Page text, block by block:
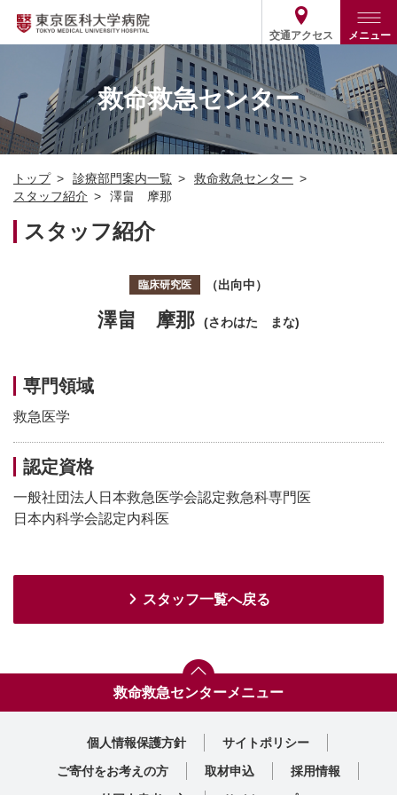
交通アクセス メニュー
トップ
外来・入院案内
外来
入院
患者支援・相談窓口
診療部門案内
診療部門案内一覧
医師・歯科医師等情報検索
病院案内
基本情報
役割・取り組み
医療関係の方
採用関連 ENGLISH
03-3342-6111
救命救急センター
トップ 診療部門案内一覧
救命救急センター
スタッフ紹介
澤畠 摩那
スタッフ紹介
臨床研究医 （出向中）
澤畠 摩那 (さわはた まな)
専門領域
救急医学
認定資格
一般社団法人日本救急医学会認定救急科専門医
日本内科学会認定内科医
スタッフ一覧へ戻る
救命救急センターメニュー
個人情報保護方針
サイトポリシー
ご寄付をお考えの方
取材申込
採用情報